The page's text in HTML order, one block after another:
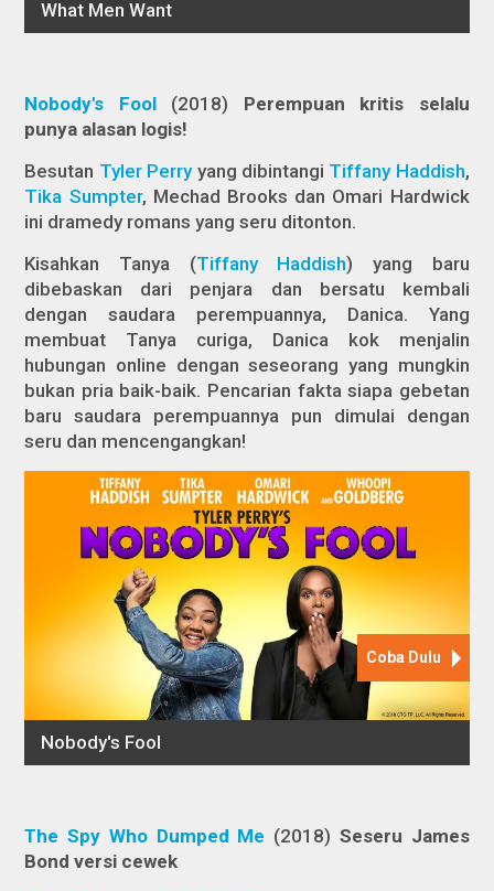
Nobody's Fool(2018) Perempuan kritis selalu
punya alasan logis!
Besutan Tyler Perryyang dibintangi Tiffany Haddish,
Tika Sumpter, Mechad Brooks dan Omari Hardwick
ini dramedy romans yang seru ditonton.
Kisahkan Tanya (Tiffany Haddish) yang baru
dibebaskan dari penjara dan bersatu kembali
dengan saudara perempuannya, Danica. Yang
membuat Tanya curiga, Danica kok menjalin
hubungan online dengan seseorang yang mungkin
bukan pria baik-baik. Pencarian fakta siapa gebetan
baru saudara perempuannya pun dimulai dengan
seru dan mencengangkan!
The Spy Who Dumped Me (2018) Seseru James
Bond versi cewek